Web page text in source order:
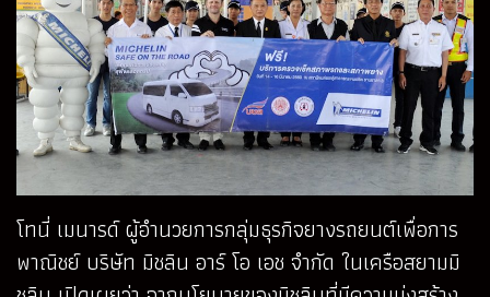
โทนี่ เมนารด์ ผู้อำนวยการกลุ่มธุรกิจยางรถยนต์เพื่อการ
พาณิชย์ บริษัท มิชลิน อาร์ โอ เอช จำกัด ในเครือสยามมิ